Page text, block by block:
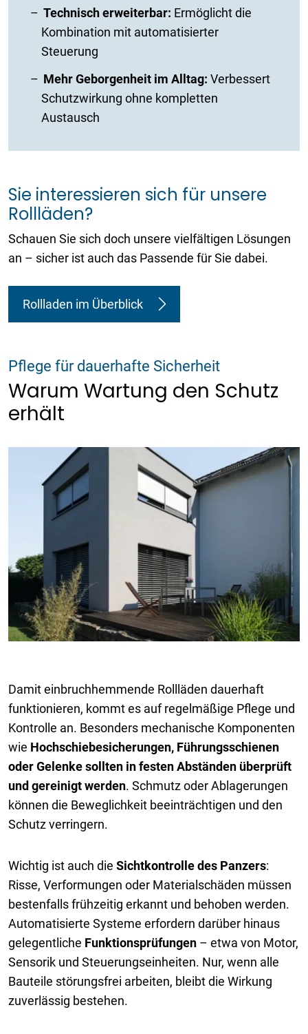
Technisch erweiterbar: Ermöglicht die
Kombination mit automatisierter
Steuerung
Mehr Geborgenheit im Alltag: Verbessert
Schutzwirkung ohne kompletten
Austausch
Sie interessieren sich für unsere
Rollläden?
Schauen Sie sich doch unsere vielfältigen Lösungen
an – sicher ist auch das Passende für Sie dabei.
Rollladen im Überblick
Pflege für dauerhafte Sicherheit
Warum Wartung den Schutz
erhält
Damit einbruchhemmende Rollläden dauerhaft
funktionieren, kommt es auf regelmäßige Pflege und
Kontrolle an. Besonders mechanische Komponenten
wie Hochschiebesicherungen, Führungsschienen
oder Gelenke sollten in festen Abständen überprüft
und gereinigt werden. Schmutz oder Ablagerungen
können die Beweglichkeit beeinträchtigen und den
Schutz verringern.
Wichtig ist auch die Sichtkontrolle des Panzers:
Risse, Verformungen oder Materialschäden müssen
bestenfalls frühzeitig erkannt und behoben werden.
Automatisierte Systeme erfordern darüber hinaus
gelegentliche Funktionsprüfungen – etwa von Motor,
Sensorik und Steuerungseinheiten. Nur, wenn alle
Bauteile störungsfrei arbeiten, bleibt die Wirkung
zuverlässig bestehen.